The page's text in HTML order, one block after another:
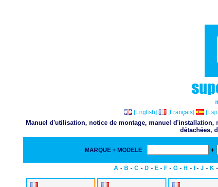
[English]
[Français]
Manuel d'utilisation, notice de montage, manuel
détachées,
MARQUE + MODELE +
A - B - C - D - E - F - G - H - - J - K